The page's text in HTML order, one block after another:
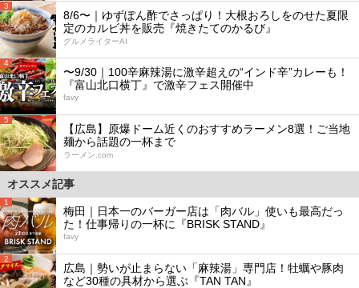
3
8/6〜｜ゆずぽん酢でさっぱり！大根おろしをのせた夏限
定のカルビ丼を販売『焼きたてのかるび』
グルメライターAI
4
〜9/30｜100辛麻辣湯に激辛超えの“インド辛”カレーも！
『富山北口横丁』で激辛フェス開催中
favy
5
【広島】原爆ドーム近くのおすすめラーメン8選！ご当地
麺から話題の一杯まで
ラーメン.com
オススメ記事
1
梅田｜日本一のバーガー店は「肉バル」使いも最高だっ
た！仕事帰りの一杯に『BRISK STAND』
favy
2
広島｜勢いが止まらない「麻辣湯」専門店！牡蠣や豚肉
など30種の具材から選ぶ『TAN TAN』